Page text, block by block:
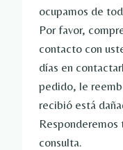
ocupamos de
Por favor,
contacto con
días en
pedido, le
recibió está
consulta.